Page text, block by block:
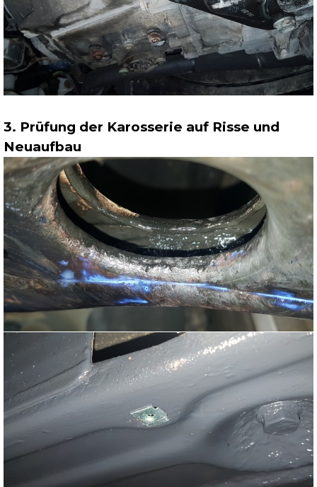
3. Prüfung der Karosserie auf Risse und
Neuaufbau